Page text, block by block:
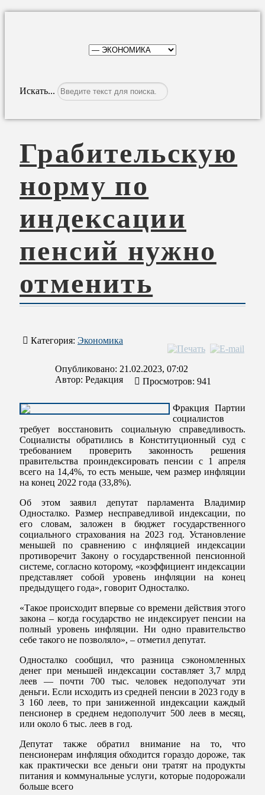
Искать...
Грабительскую
норму по
индексации
пенсий нужно
отменить
Категория: Экономика
Опубликовано: 21.02.2023, 07:02
Автор: Редакция Просмотров: 941
Фракция Партии
социалистов
требует восстановить социальную справедливость.
Социалисты обратились в Конституционный суд с
требованием проверить законность решения
правительства проиндексировать пенсии с 1 апреля
всего на 14,4%, то есть меньше, чем размер инфляции
на конец 2022 года (33,8%).
Об этом заявил депутат парламента Владимир
Односталко. Размер несправедливой индексации, по
его словам, заложен в бюджет государственного
социального страхования на 2023 год. Установление
меньшей по сравнению с инфляцией индексации
противоречит Закону о государственной пенсионной
системе, согласно которому, «коэффициент индексации
представляет собой уровень инфляции на конец
предыдущего года», говорит Односталко.
«Такое происходит впервые со времени действия этого
закона – когда государство не индексирует пенсии на
полный уровень инфляции. Ни одно правительство
себе такого не позволяло», – отметил депутат.
Односталко сообщил, что разница сэкономленных
денег при меньшей индексации составляет 3,7 млрд
леев — почти 700 тыс. человек недополучат эти
деньги. Если исходить из средней пенсии в 2023 году в
3 160 леев, то при заниженной индексации каждый
пенсионер в среднем недополучит 500 леев в месяц,
или около 6 тыс. леев в год.
Депутат также обратил внимание на то, что
пенсионерам инфляция обходится гораздо дороже, так
как практически все деньги они тратят на продукты
питания и коммунальные услуги, которые подорожали
больше всего